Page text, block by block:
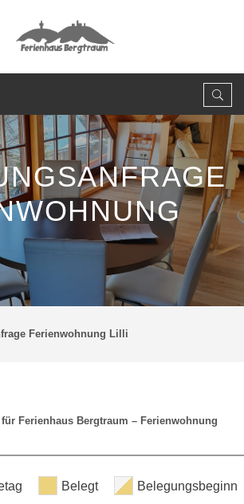
Ferienwohnung Lilli
Ferienhaus Bergtraum – Ferienwohnung